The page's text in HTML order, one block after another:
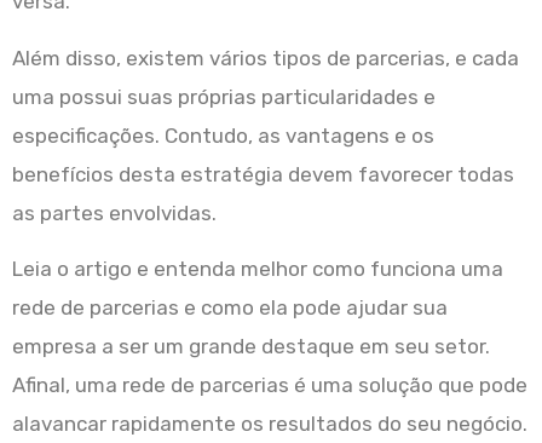
Além disso, existem vários tipos de parcerias, e cada
uma possui suas próprias particularidades e
especificações. Contudo, as vantagens e os
benefícios desta estratégia devem favorecer todas
as partes envolvidas.
Leia o artigo e entenda melhor como funciona uma
rede de parcerias e como ela pode ajudar sua
empresa a ser um grande destaque em seu setor.
Afinal, uma rede de parcerias é uma solução que pode
alavancar rapidamente os resultados do seu negócio.